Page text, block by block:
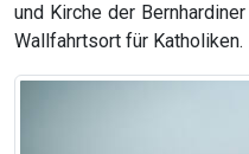
und Kirche der
Wallfahrtsort für Katholiken.